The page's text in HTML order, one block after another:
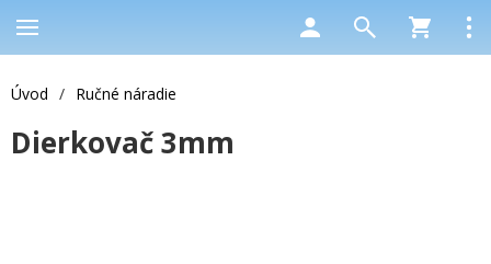
Úvod / Ručné náradie
Dierkovač 3mm